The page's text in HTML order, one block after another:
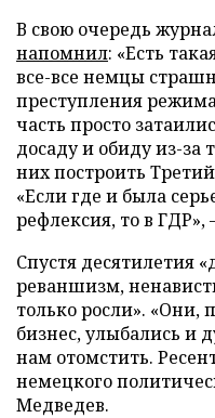
В свою очередь
напомнил: «Есть
все-все немцы
преступления
часть просто
досаду и обиду из-за
них построить
«Если где и была
рефлексия, то в ГДР»,
Спустя десятилетия
реваншизм,
только росли».
бизнес, улыбались и
нам отомстить.
немецкого
Медведев.